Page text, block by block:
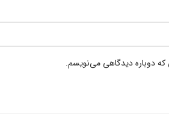
که دوباره دیدگاهی می‌نویسم.